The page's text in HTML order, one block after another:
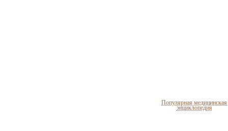
Популярная медицинская
энциклопедия